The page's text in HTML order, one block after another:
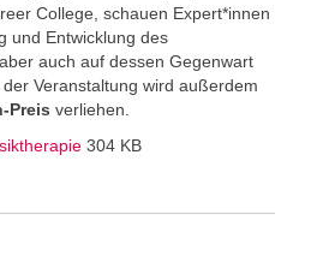
College, schauen Expert*innen
und Entwicklung des
auch auf dessen Gegenwart
Veranstaltung wird außerdem
Preis verliehen.
304 KB